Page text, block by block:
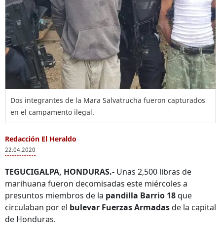
Dos integrantes de la Mara Salvatrucha fueron capturados
en el campamento ilegal.
Redacción El Heraldo
22.04.2020
TEGUCIGALPA, HONDURAS.- Unas 2,500 libras de
marihuana fueron decomisadas este miércoles a
presuntos miembros de la pandilla Barrio 18que
circulaban por el bulevar Fuerzas Armadasde la capital
de Honduras.